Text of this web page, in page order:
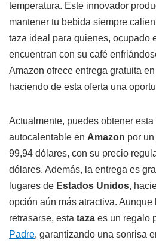
temperatura. Este innovador
mantener tu bebida siempre
taza ideal para quienes, ocupado
encuentran con su café
Amazon ofrece entrega gratuita
haciendo de esta oferta una
Actualmente, puedes obtener esta
autocalentable en Amazon por
99,94 dólares, con su precio
dólares. Además, la entrega es
lugares de Estados Unidos,
opción aún más atractiva. Aunque
retrasarse, esta taza es un regalo
Padre, garantizando una sonrisa